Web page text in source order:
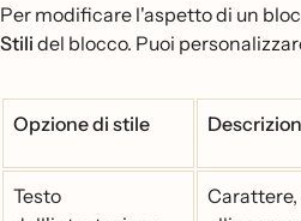
Per modificare l'aspetto di un
Stili del blocco. Puoi
Opzione di stile
Testo